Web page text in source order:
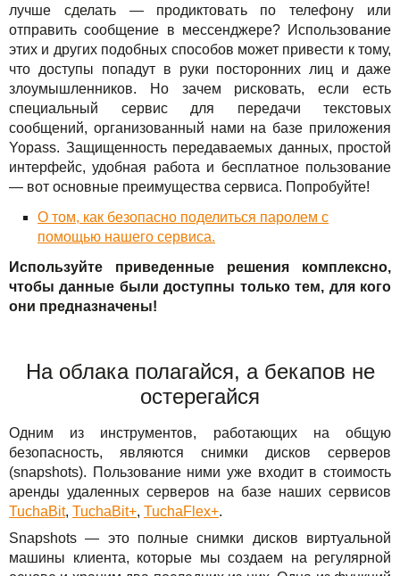
лучше сделать — продиктовать по телефону или
отправить сообщение в мессенджере? Использование
этих и других подобных способов может привести к тому,
что доступы попадут в руки посторонних лиц и даже
злоумышленников. Но зачем рисковать, если есть
специальный сервис для передачи текстовых
сообщений, организованный нами на базе приложения
Yopass. Защищенность передаваемых данных, простой
интерфейс, удобная работа и бесплатное пользование
— вот основные преимущества сервиса. Попробуйте!
О том, как безопасно поделиться паролем с
помощью нашего сервиса.
Используйте приведенные решения комплексно,
чтобы данные были доступны только тем, для кого
они предназначены!
На облака полагайся, а бекапов не
остерегайся
Одним из инструментов, работающих на общую
безопасность, являются снимки дисков серверов
(snapshots). Пользование ними уже входит в стоимость
аренды удаленных серверов на базе наших сервисов
TuchaBit, TuchaBit+, TuchaFlex+.
Snapshots — это полные снимки дисков виртуальной
машины клиента, которые мы создаем на регулярной